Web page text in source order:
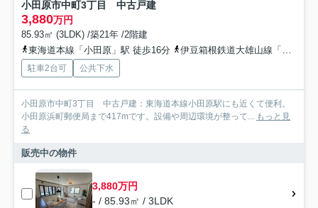
小田原市中町3丁目 中古戸建
3,880万円
85.93㎡ (3LDK) /築21年 /2階建
東海道本線「小田原」駅 徒歩16分
伊豆箱根鉄道大雄山線「緑町」駅 バス14分 箱根登山バス「山王橋（小田原市）」 停歩6分
駐車2台可 公共下水
小田原市中町3丁目 中古戸建：東海道本線小田原駅にも近くて便利。
小田原浜町郵便局まで417mです。設備や周辺環境が整って... もっと見
る
販売中の物件
3,880万円
- / 85.93㎡ / 3LDK